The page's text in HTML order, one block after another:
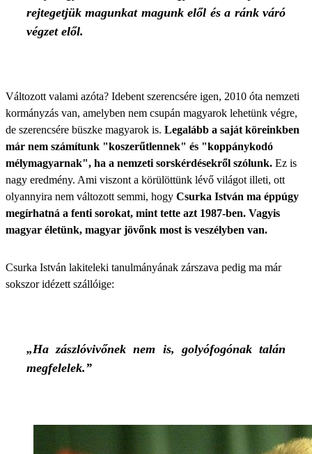
rejtegetjük magunkat magunk elől és a ránk váró
végzet elől.
Változott valami azóta? Idebent szerencsére igen, 2010 óta nemzeti
kormányzás van, amelyben nem csupán magyarok lehetünk végre,
de szerencsére büszke magyarok is. Legalább a saját köreinkben
már nem számítunk "koszerűtlennek" és "koppánykodó
mélymagyarnak", ha a nemzeti sorskérdésekről szólunk. Ez is
nagy eredmény. Ami viszont a körülöttünk lévő világot illeti, ott
olyannyira nem változott semmi, hogy Csurka István ma éppúgy
megírhatná a fenti sorokat, mint tette azt 1987-ben. Vagyis
magyar életünk, magyar jövőnk most is veszélyben van.
Csurka István lakiteleki tanulmányának zárszava pedig ma már
sokszor idézett szállóige:
„Ha zászlóvivőnek nem is, golyófogónak talán
megfelelek.”